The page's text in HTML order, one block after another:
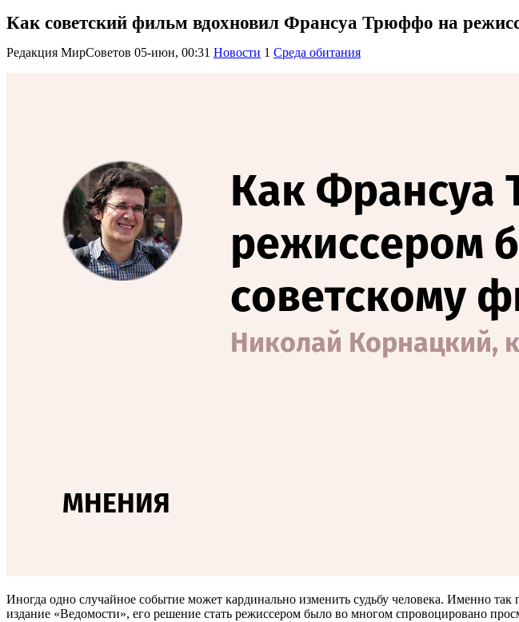
Как советский фильм вдохновил Франсуа Трюффо на
Редакция МирСоветов 05-июн, 00:31 Новости 1 Среда обитания
Иногда одно случайное событие может кардинально изменить судьбу человека. Именно
издание «Ведомости», его решение стать режиссером было во многом спровоцировано